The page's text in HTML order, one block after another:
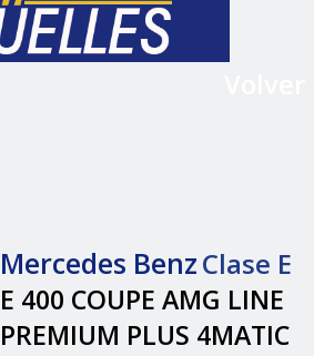
Mercedes BenzClase E
E 400 COUPE AMG LINE
PREMIUM PLUS 4MATIC